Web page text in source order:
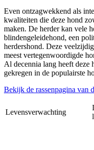
Even ontzagwekkend als
kwaliteiten die deze hond
maken. De herder kan vele
blindengeleidehond, een
herdershond. Deze
meest vertegenwoordigde
Al decennia lang heeft deze
gekregen in de populairste
Bekijk de rassenpagina van
Levensverwachting